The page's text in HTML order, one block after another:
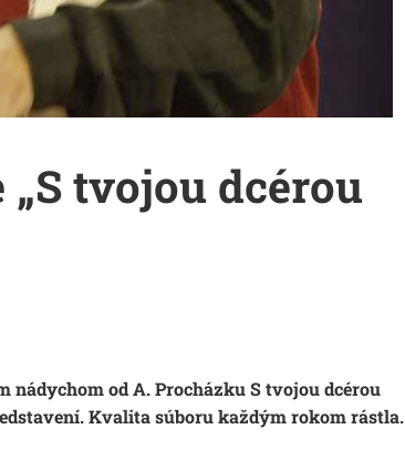
tvojou dcérou
nádychom od A. ProcházkuS tvojou dcérou
Kvalita súboru každým rokom rástla.